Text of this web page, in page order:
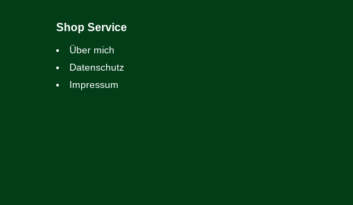
Shop Service
Über mich
Datenschutz
Impressum